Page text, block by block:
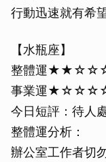
行動迅速就有希
【水瓶座】
整體運
事業運
今日短評：待人
整體運分析：
辦公室工作者切